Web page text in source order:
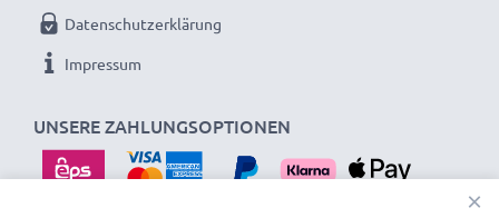
UNSERE ZAHLUNGSOPTIONEN
Datenschutzerklärung
Impressum
×